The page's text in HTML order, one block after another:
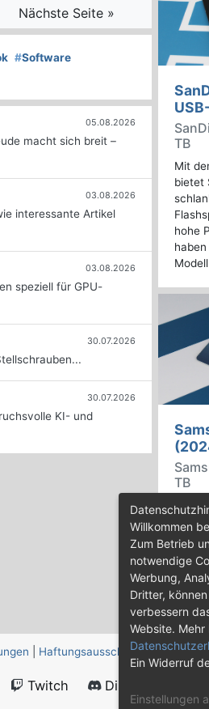
Nächste Seite »
#Software
05.08.2026
macht sich breit –
03.08.2026
interessante Artikel
03.08.2026
speziell für GPU-
30.07.2026
30.07.2026
KI- und
TB
Mit
bietet
hohe
TB
Die
Plus
von
im
Haftungsausschluss
Twitch Discord
Willkommen
Zum Betrieb
notwendige
Werbung,
Dritter,
verbessern
Website.
Ein Widerruf
Einstellungen